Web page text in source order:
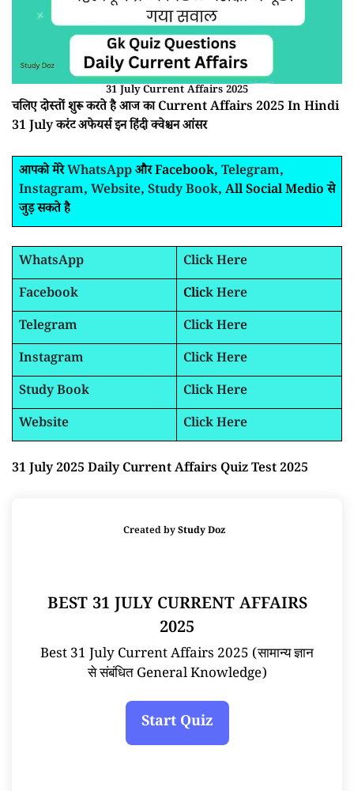
31 July Current Affairs 2025
चलिए दोस्तों शुरू करते है आज का Current Affairs 2025 In Hindi
31 July करंट अफेयर्स इन हिंदी क्वेश्चन आंसर
आपको मेरेWhatsAppऔर Facebook, Telegram,
Instagram, Website, Study Book, All Social Medio से
जुड़ सकते है
WhatsApp
Click Here
Facebook
Click Here
Telegram
Click Here
Instagram
Click Here
Study Book
Click Here
Website
Click Here
31 July 2025 Daily Current Affairs Quiz Test 2025
Created byStudy Doz
BEST 31 JULY CURRENT AFFAIRS
2025
Best 31 July Current Affairs 2025 (सामान्य ज्ञान
से संबंधित General Knowledge)